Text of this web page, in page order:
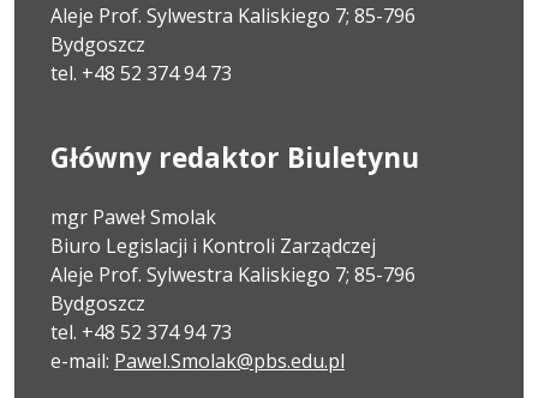
Aleje Prof. Sylwestra Kaliskiego 7; 85-796
Bydgoszcz
tel. +48 52 374 94 73
Główny redaktor Biuletynu
mgr Paweł Smolak
Biuro Legislacji i Kontroli Zarządczej
Aleje Prof. Sylwestra Kaliskiego 7; 85-796
Bydgoszcz
tel. +48 52 374 94 73
e-mail: Pawel.Smolak@pbs.edu.pl